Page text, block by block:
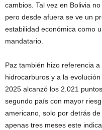
cambios. Tal vez en Bolivia
pero desde afuera se ve un
estabilidad económica como
mandatario.
Paz también hizo referencia
hidrocarburos y a la
2025 alcanzó los 2.021
segundo país con mayor
americano, solo por detrás
apenas tres meses este